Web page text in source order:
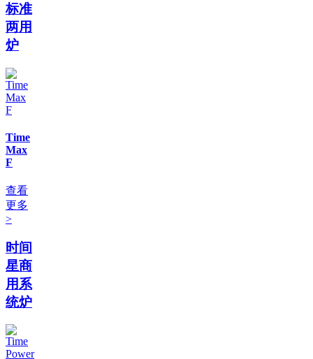
标准
两用
炉
Time
Max
F
查看
更多
>
时间
星商
用系
统炉